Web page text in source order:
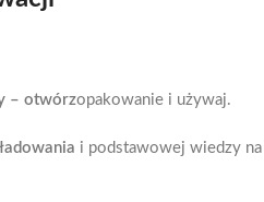
– otwórzopakowanie i używaj.
i podstawowej wiedzy